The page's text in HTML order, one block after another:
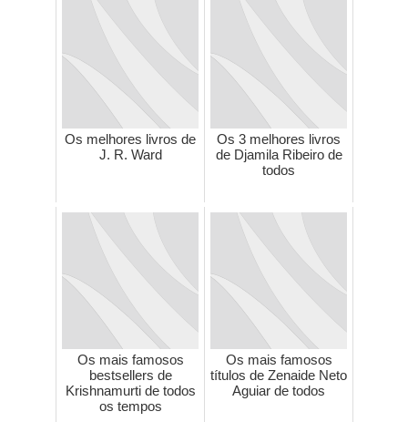
Os melhores livros de
J. R. Ward
Os 3 melhores livros
de Djamila Ribeiro de
todos
Os mais famosos
bestsellers de
Krishnamurti de todos
os tempos
Os mais famosos
títulos de Zenaide Neto
Aguiar de todos